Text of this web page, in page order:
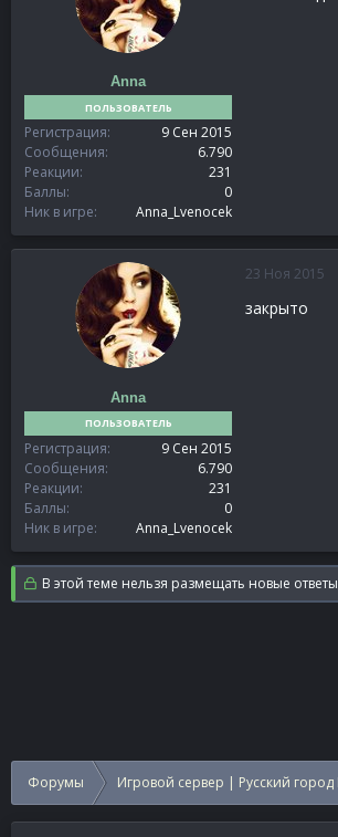
Anna
ПОЛЬЗОВАТЕЛЬ
Регистрация
9 Сен 2015
Сообщения
6.790
Реакции
231
Баллы
0
Ник в игре
Anna_Lvenocek
Anna
ПОЛЬЗОВАТЕЛЬ
Регистрация
9 Сен 2015
Сообщения
6.790
Реакции
231
Баллы
0
Ник в игре
Anna_Lvenocek
23 Ноя 2015
закрыто
В этой теме нельзя размещать новые
Форумы Игровой сервер | Русский